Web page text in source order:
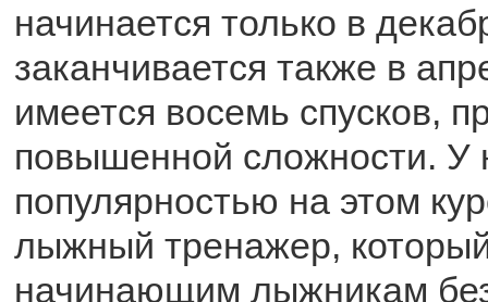
начинается только в
заканчивается также в
имеется восемь спусков,
повышенной сложности. У
популярностью на этом
лыжный тренажер,
начинающим лыжникам